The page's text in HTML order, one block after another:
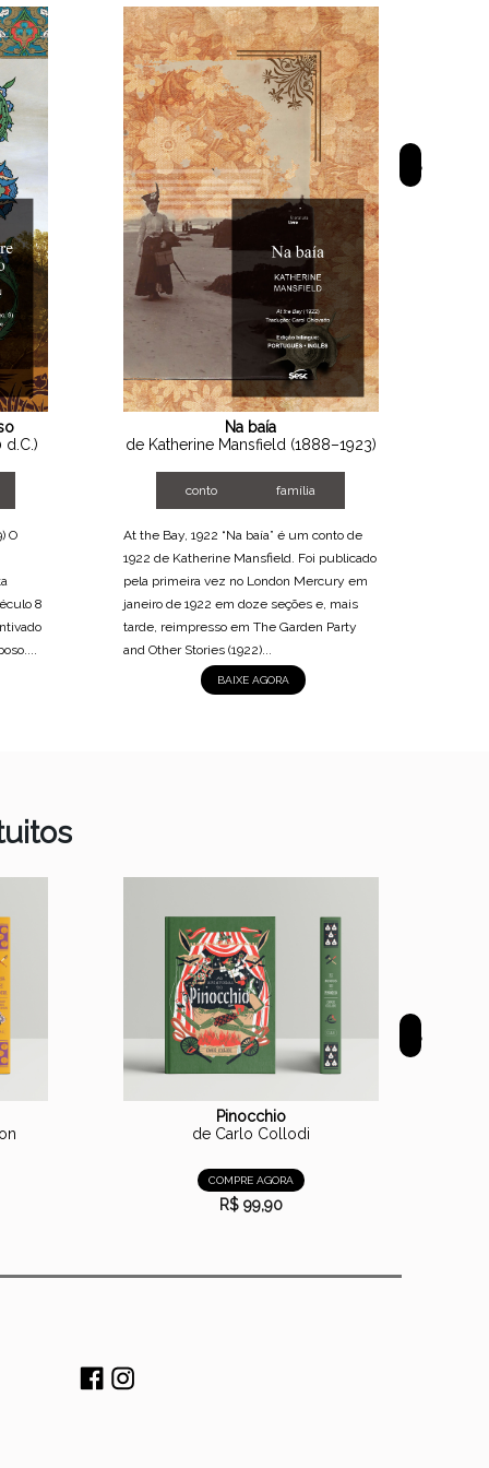
d.C.)
O
8
Na baía
de Katherine Mansfield (1888–1923)
conto família
At the Bay, 1922 “Na baía” é um conto de
1922 de Katherine Mansfield. Foi publicado
pela primeira vez no London Mercury em
janeiro de 1922 em doze seções e, mais
tarde, reimpresso em The Garden Party
and Other Stories (1922)...
BAIXE AGORA
>
Pinocchio
de Carlo Collodi
COMPRE AGORA
R$ 99,90
>